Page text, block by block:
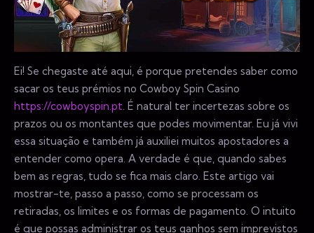
Ei! Se chegaste até aqui, é porque pretendes saber como
sacar os teus prémios no Cowboy Spin Casino
https://cowboyspin.pt. É natural ter incertezas sobre os
prazos ou os montantes que podes movimentar. Eu já vivi
essa situação e também já auxiliei muitos apostadores a
entender como opera. A verdade é que, quando sabes
bem as regras, tudo se fica mais claro. Este artigo vai
mostrar-te, passo a passo, como se processam os
retiradas, os limites e os formas de pagamento. O intuito
é que possas administrar os teus ganhos sem imprevistos